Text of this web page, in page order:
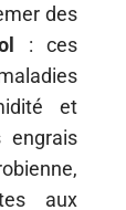
des
: ces
et
engrais
aux